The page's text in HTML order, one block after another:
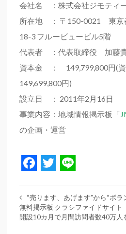
会社名 ：株式会社ジモティ
所在地 ： 〒150-0021 東京
18-3 フルービュービル5階
代表者 ：代表取締役 加藤
資本金 ： 149,799,800円(資
149,699,800円)
設立日 ： 2011年2月16日
事業内容：地域情報掲示板「
の企画・運営
Facebook
Twitter
“売ります、あげます”から“ボ
無料掲示板 クラシファイドサイト
開設10カ月で月間訪問者数40万人